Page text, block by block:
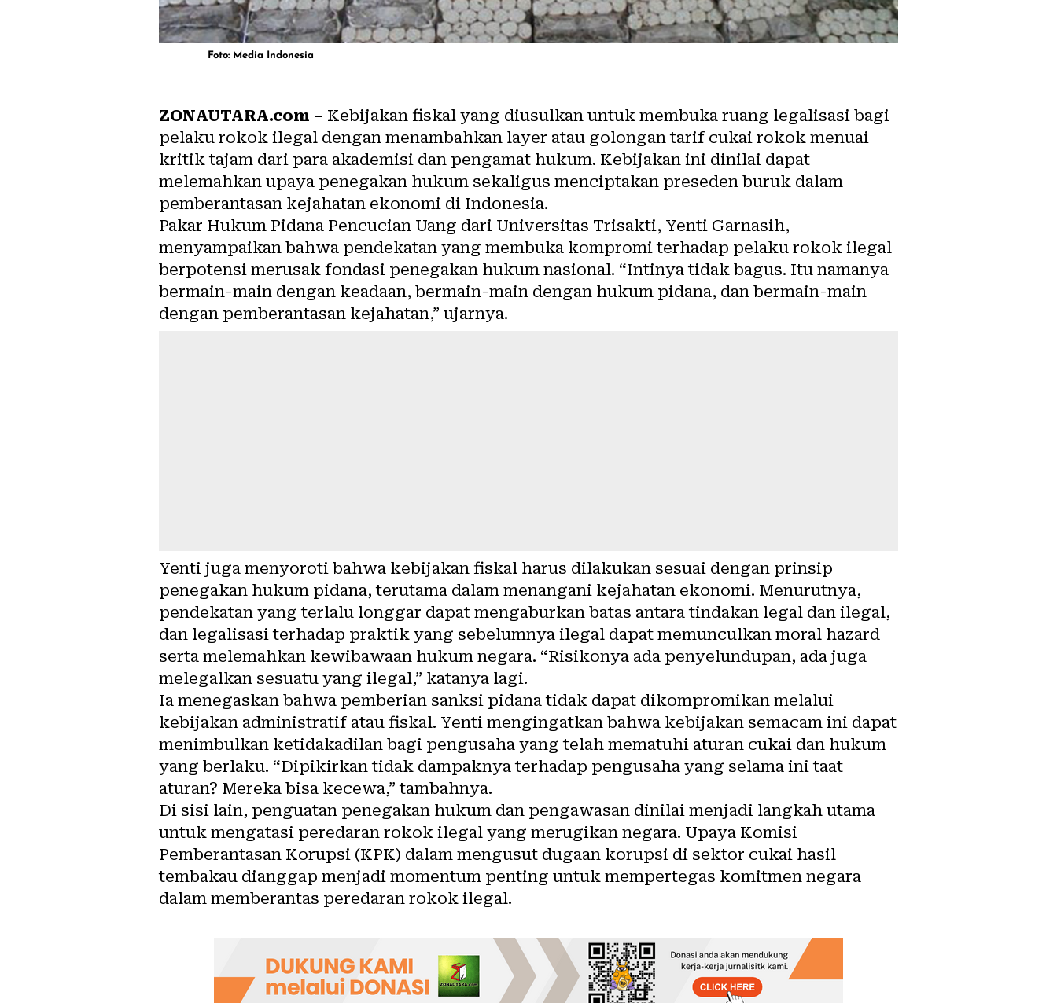
Foto: Media Indonesia
ZONAUTARA.com – Kebijakan fiskal yang diusulkan untuk membuka ruang legalisasi bagi
pelaku rokok ilegal dengan menambahkan layer atau golongan tarif cukai rokok menuai
kritik tajam dari para akademisi dan pengamat hukum. Kebijakan ini dinilai dapat
melemahkan upaya penegakan hukum sekaligus menciptakan preseden buruk dalam
pemberantasan kejahatan ekonomi di Indonesia.
Pakar Hukum Pidana Pencucian Uang dari Universitas Trisakti, Yenti Garnasih,
menyampaikan bahwa pendekatan yang membuka kompromi terhadap pelaku rokok ilegal
berpotensi merusak fondasi penegakan hukum nasional. “Intinya tidak bagus. Itu namanya
bermain-main dengan keadaan, bermain-main dengan hukum pidana, dan bermain-main
dengan pemberantasan kejahatan,” ujarnya.
Yenti juga menyoroti bahwa kebijakan fiskal harus dilakukan sesuai dengan prinsip
penegakan hukum pidana, terutama dalam menangani kejahatan ekonomi. Menurutnya,
pendekatan yang terlalu longgar dapat mengaburkan batas antara tindakan legal dan ilegal,
dan legalisasi terhadap praktik yang sebelumnya ilegal dapat memunculkan moral hazard
serta melemahkan kewibawaan hukum negara. “Risikonya ada penyelundupan, ada juga
melegalkan sesuatu yang ilegal,” katanya lagi.
Ia menegaskan bahwa pemberian sanksi pidana tidak dapat dikompromikan melalui
kebijakan administratif atau fiskal. Yenti mengingatkan bahwa kebijakan semacam ini dapat
menimbulkan ketidakadilan bagi pengusaha yang telah mematuhi aturan cukai dan hukum
yang berlaku. “Dipikirkan tidak dampaknya terhadap pengusaha yang selama ini taat
aturan? Mereka bisa kecewa,” tambahnya.
Di sisi lain, penguatan penegakan hukum dan pengawasan dinilai menjadi langkah utama
untuk mengatasi peredaran rokok ilegal yang merugikan negara. Upaya Komisi
Pemberantasan Korupsi (KPK) dalam mengusut dugaan korupsi di sektor cukai hasil
tembakau dianggap menjadi momentum penting untuk mempertegas komitmen negara
dalam memberantas peredaran rokok ilegal.